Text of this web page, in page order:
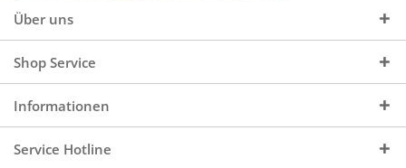
Über uns
Shop Service
Informationen
Service Hotline